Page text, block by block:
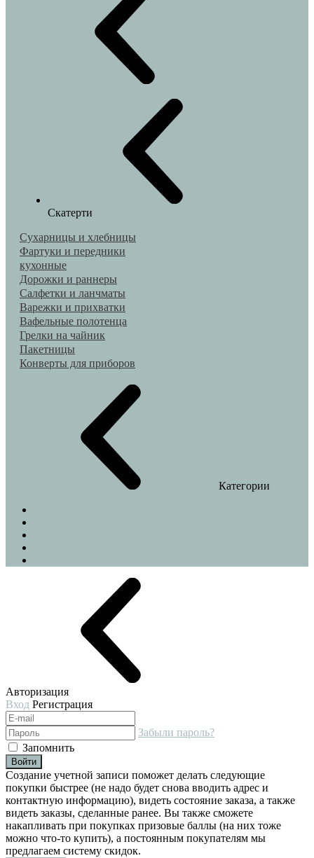
Скатерти
Сухарницы и хлебницы
Фартуки и передники
кухонные
Дорожки и раннеры
Салфетки и ланчматы
Варежки и прихватки
Вафельные полотенца
Грелки на чайник
Пакетницы
Конверты для приборов
Категории
Авторизация
Вход Регистрация
Забыли пароль?
Запомнить
Войти
Создание учетной записи поможет делать следующие
покупки быстрее (не надо будет снова вводить адрес и
контактную информацию), видеть состояние заказа, а также
видеть заказы, сделанные ранее. Вы также сможете
накапливать при покупках призовые баллы (на них тоже
можно что-то купить), а постоянным покупателям мы
предлагаем систему скидок.